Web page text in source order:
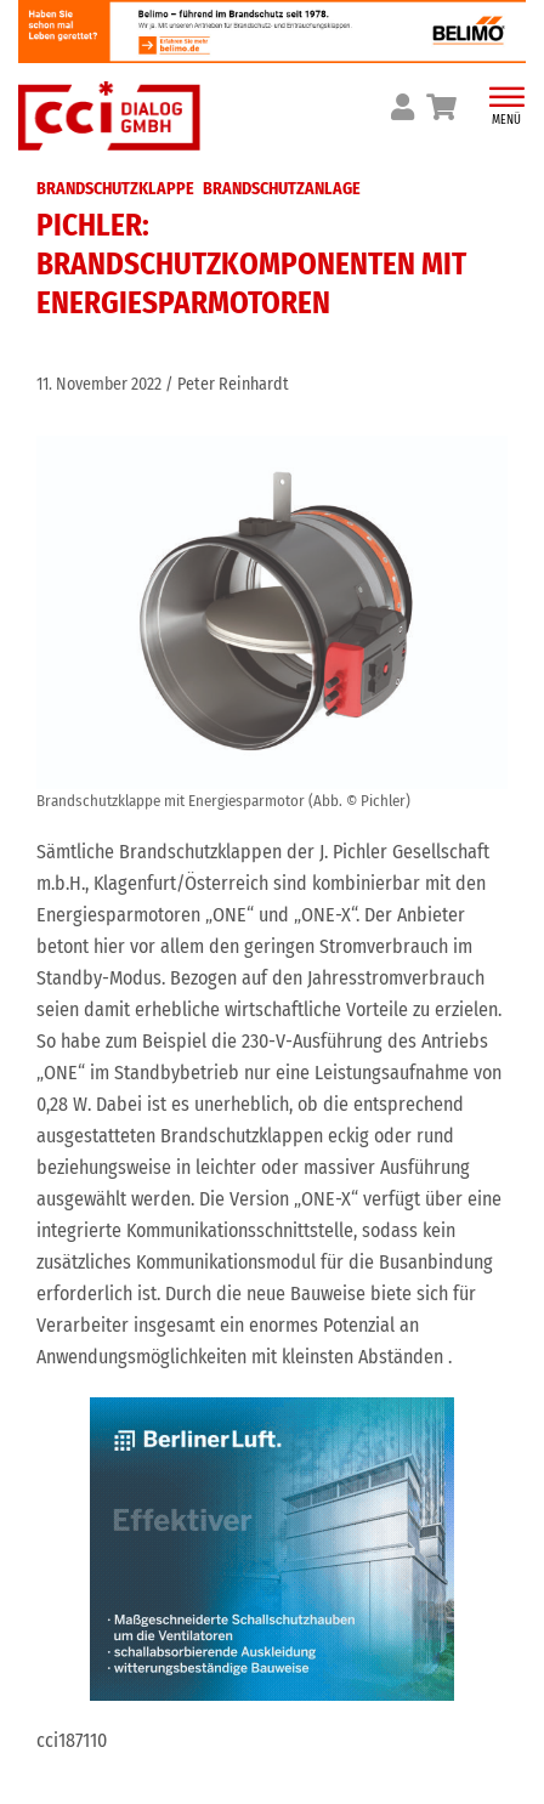
Skip
to
content
MENÜ
BRANDSCHUTZKLAPPE BRANDSCHUTZANLAGE
PICHLER:
BRANDSCHUTZKOMPONENTEN MIT
ENERGIESPARMOTOREN
11. November 2022 Peter Reinhardt
Brandschutzklappe mit Energiesparmotor (Abb. © Pichler)
Sämtliche Brandschutzklappen der J. Pichler Gesellschaft
m.b.H., Klagenfurt/Österreich sind kombinierbar mit den
Energiesparmotoren „ONE“ und „ONE-X“. Der Anbieter
betont hier vor allem den geringen Stromverbrauch im
Standby-Modus. Bezogen auf den Jahresstromverbrauch
seien damit erhebliche wirtschaftliche Vorteile zu erzielen.
So habe zum Beispiel die 230-V-Ausführung des Antriebs
„ONE“ im Standbybetrieb nur eine Leistungsaufnahme von
0,28 W. Dabei ist es unerheblich, ob die entsprechend
ausgestatteten Brandschutzklappen eckig oder rund
beziehungsweise in leichter oder massiver Ausführung
ausgewählt werden. Die Version „ONE-X“ verfügt über eine
integrierte Kommunikationsschnittstelle, sodass kein
zusätzliches Kommunikationsmodul für die Busanbindung
erforderlich ist. Durch die neue Bauweise biete sich für
Verarbeiter insgesamt ein enormes Potenzial an
Anwendungsmöglichkeiten mit kleinsten Abständen .
cci187110